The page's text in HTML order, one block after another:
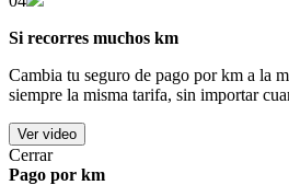
Si recorres muchos km
Cambia tu seguro de pago por km a la
siempre la misma tarifa, sin importar
Ver video
Cerrar
Pago por km